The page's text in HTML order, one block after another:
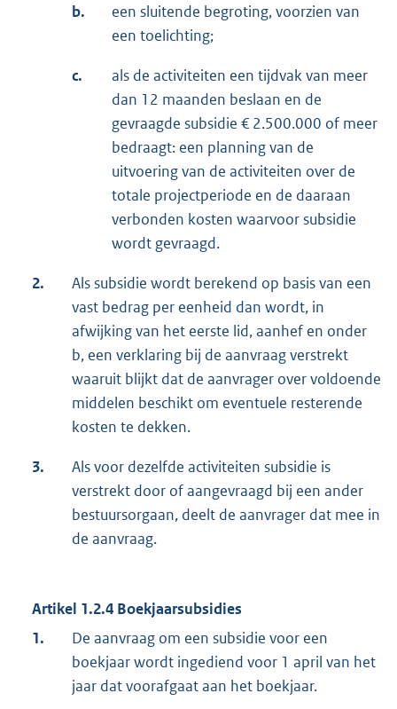
b.
een sluitende begroting, voorzien van
een toelichting;
c.
als de activiteiten een tijdvak van meer
dan 12 maanden beslaan en de
gevraagde subsidie € 2.500.000 of meer
bedraagt: een planning van de
uitvoering van de activiteiten over de
totale projectperiode en de daaraan
verbonden kosten waarvoor subsidie
wordt gevraagd.
2.
Als subsidie wordt berekend op basis van een
vast bedrag per eenheid dan wordt, in
afwijking van het eerste lid, aanhef en onder
b, een verklaring bij de aanvraag verstrekt
waaruit blijkt dat de aanvrager over voldoende
middelen beschikt om eventuele resterende
kosten te dekken.
3.
Als voor dezelfde activiteiten subsidie is
verstrekt door of aangevraagd bij een ander
bestuursorgaan, deelt de aanvrager dat mee in
de aanvraag.
Artikel 1.2.4 Boekjaarsubsidies
1.
De aanvraag om een subsidie voor een
boekjaar wordt ingediend voor 1 april van het
jaar dat voorafgaat aan het boekjaar.